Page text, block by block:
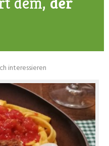
interessieren